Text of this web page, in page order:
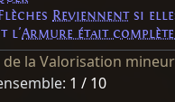
Reviennentsi
l'Armure était
de la Valorisation
1 / 10